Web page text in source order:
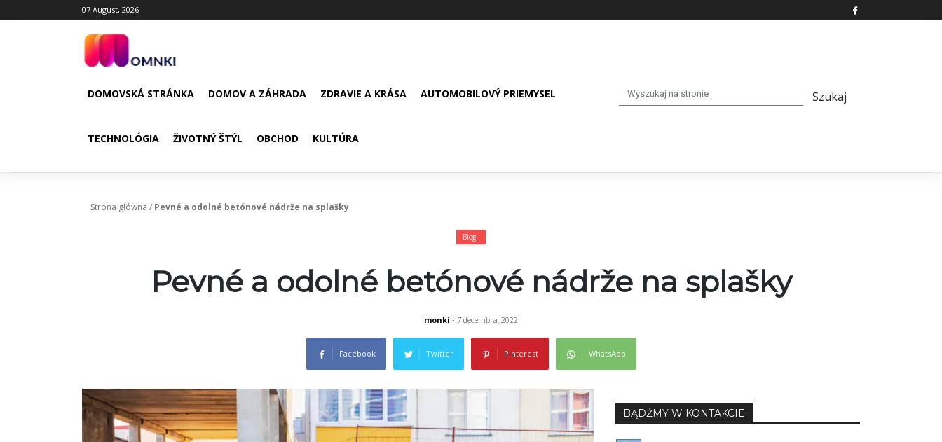
to
07 August, 2026
DOMOVSKÁ STRÁNKA DOMOV A ZÁHRADA ZDRAVIE A KRÁSA AUTOMOBILOVÝ PRIEMYSEL
TECHNOLÓGIA ŽIVOTNÝ ŠTÝL OBCHOD KULTÚRA
Strona główna / Pevné a odolné betónové nádrže na splašky
Blog
Pevné a odolné betónové nádrže na splašky
monki - 7 decembra, 2022
Facebook Twitter Pinterest WhatsApp
BĄDŹMY W KONTAKCIE